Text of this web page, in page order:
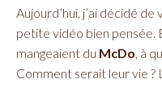
Aujourd’hui, j’ai décidé
petite vidéo bien pensée.
mangeaient du McDo , à
Comment serait leur vie ?